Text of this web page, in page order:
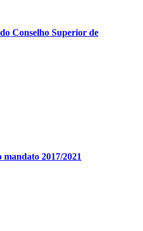
Conselho Superior de
2017/2021